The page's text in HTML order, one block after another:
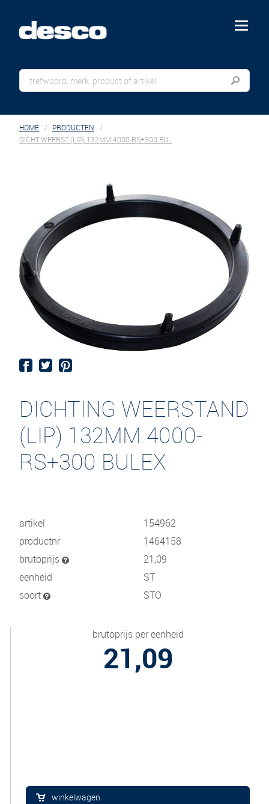
menu
HOME
PRODUCTEN
DICHT.WEERST.(LIP) 132MM 4000-RS+300 BUL
DICHTING WEERSTAND
(LIP) 132MM 4000-
RS+300 BULEX
artikel
154962
productnr
1464158
brutoprijs
21,09
eenheid
ST
soort
STO
brutoprijs per eenheid
21,09
winkelwagen